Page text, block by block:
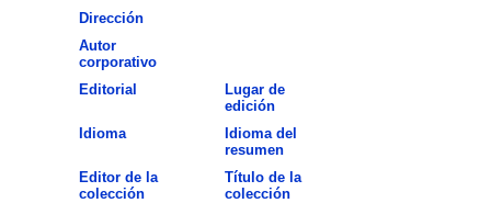
Dirección
Autor
corporativo
Editorial
Lugar de
edición
Idioma
Idioma del
resumen
Editor de la
colección
Título de la
colección